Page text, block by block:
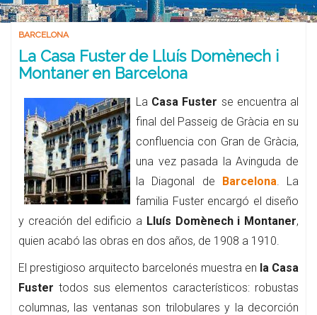
BARCELONA
La Casa Fuster de Lluís Domènech i
Montaner en Barcelona
La Casa Fuster se encuentra al
final del Passeig de Gràcia en su
confluencia con Gran de Gràcia,
una vez pasada la Avinguda de
la Diagonal de Barcelona. La
familia Fuster encargó el diseño
y creación del edificio a Lluís Domènech i Montaner,
quien acabó las obras en dos años, de 1908 a 1910.
El prestigioso arquitecto barcelonés muestra en la Casa
Fuster todos sus elementos característicos: robustas
columnas, las ventanas son trilobulares y la decorción